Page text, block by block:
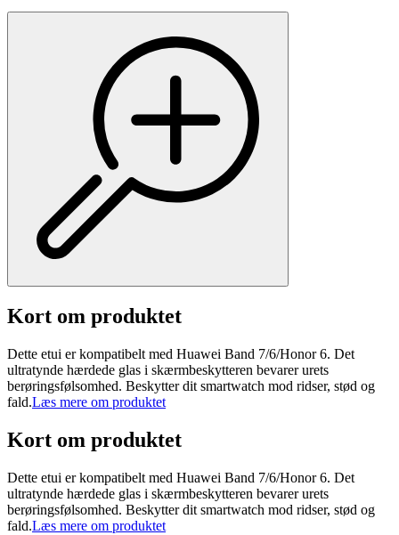
Kort om produktet
Dette etui er kompatibelt med Huawei Band 7/6/Honor 6. Det
ultratynde hærdede glas i skærmbeskytteren bevarer urets
berøringsfølsomhed. Beskytter dit smartwatch mod ridser, stød og
fald.Læs mere om produktet
Kort om produktet
Dette etui er kompatibelt med Huawei Band 7/6/Honor 6. Det
ultratynde hærdede glas i skærmbeskytteren bevarer urets
berøringsfølsomhed. Beskytter dit smartwatch mod ridser, stød og
fald.Læs mere om produktet